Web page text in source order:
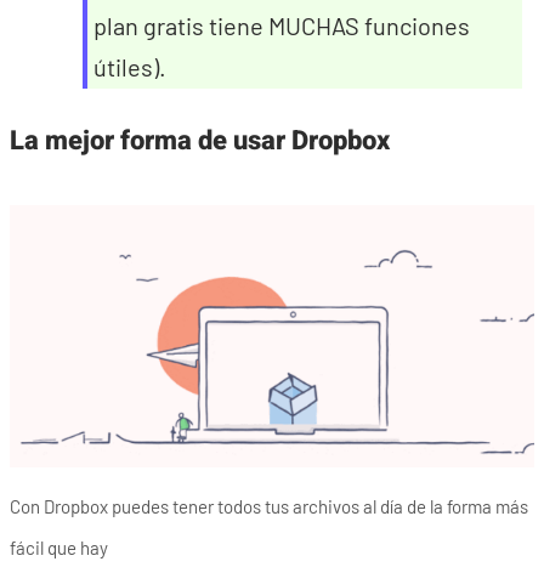
plan gratis tiene MUCHAS funciones
útiles).
La mejor forma de usar Dropbox
Con Dropbox puedes tener todos tus archivos al día de la forma más
fácil que hay